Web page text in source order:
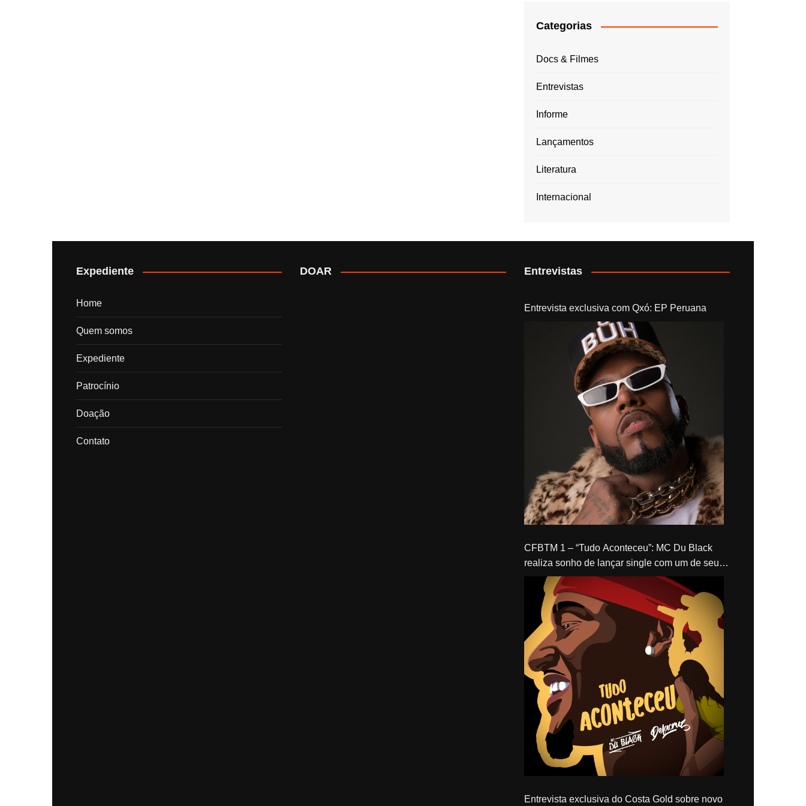
Categorias
Docs & Filmes
Entrevistas
Informe
Lançamentos
Literatura
Internacional
Expediente
Home
Quem somos
Expediente
Patrocínio
Doação
Contato
DOAR Entrevistas
Entrevista exclusiva com Qxó: EP Peruana
CFBTM 1 – “Tudo Aconteceu”: MC Du Black
realiza sonho de lançar single com um de seus
ídolos, Delacruz
Entrevista exclusiva do Costa Gold sobre novo